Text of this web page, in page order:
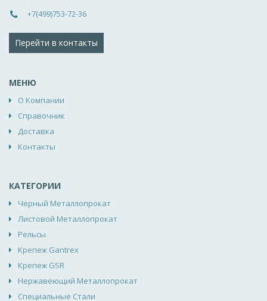
+7(499)753-72-36
Перейти в контакты
МЕНЮ
О Компании
Справочник
Доставка
Контакты
КАТЕГОРИИ
Черный Металлопрокат
Листовой Металлопрокат
Рельсы
Крепеж Gantrex
Крепеж GSR
Нержавеющий Металлопрокат
Специальные Стали